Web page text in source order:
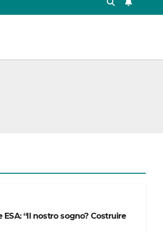
“Il nostro sogno? Costruire